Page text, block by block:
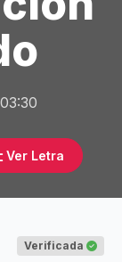
Ver Letra
Verificada